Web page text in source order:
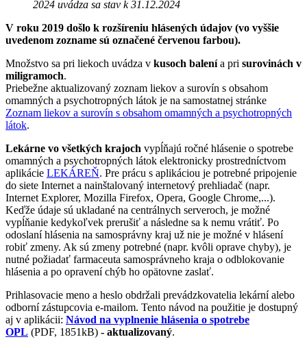
2024 uvádza sa stav k 31.12.2024
V roku 2019 došlo k rozšíreniu hlásených údajov (vo vyššie
uvedenom zozname sú označené červenou farbou).
Množstvo sa pri liekoch uvádza v kusoch balenía pri surovinách v
miligramoch.
Priebežne aktualizovaný zoznam liekov a surovín s obsahom
omamných a psychotropných látok je na samostatnej stránke
Zoznam liekov a surovín s obsahom omamných a psychotropných
látok.
Lekárne vo všetkých krajoch vypĺňajú ročné hlásenie o spotrebe
omamných a psychotropných látok elektronicky prostredníctvom
aplikácie LEKÁREŇ. Pre prácu s aplikáciou je potrebné pripojenie
do siete Internet a nainštalovaný internetový prehliadač (napr.
Internet Explorer, Mozilla Firefox, Opera, Google Chrome,...).
Keďže údaje sú ukladané na centrálnych serveroch, je možné
vypĺňanie kedykoľvek prerušiť a následne sa k nemu vrátiť. Po
odoslaní hlásenia na samosprávny kraj už nie je možné v hlásení
robiť zmeny. Ak sú zmeny potrebné (napr. kvôli oprave chyby), je
nutné požiadať farmaceuta samosprávneho kraja o odblokovanie
hlásenia a po opravení chýb ho opätovne zaslať.
Prihlasovacie meno a heslo obdržali prevádzkovatelia lekární alebo
odborní zástupcovia e-mailom. Tento návod na použitie je dostupný
aj v aplikácii: Návod na vyplnenie hlásenia o spotrebe
OPL (PDF, 1851kB) - aktualizovaný.